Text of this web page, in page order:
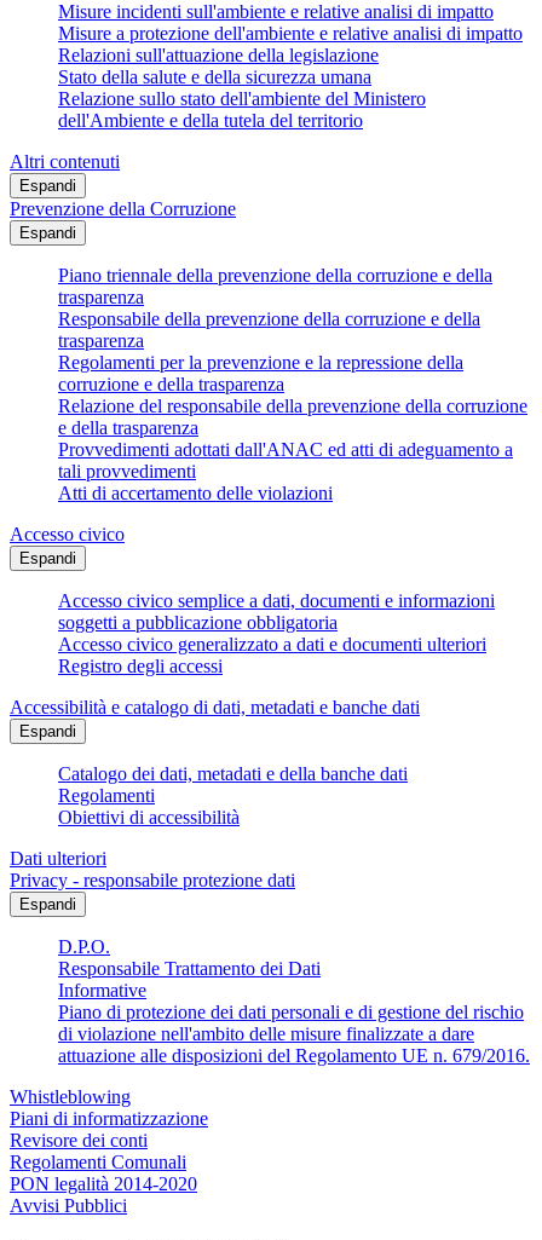
Misure incidenti sull'ambiente e relative analisi di impatto
Misure a protezione dell'ambiente e relative analisi di impatto
Relazioni sull'attuazione della legislazione
Stato della salute e della sicurezza umana
Relazione sullo stato dell'ambiente del Ministero
dell'Ambiente e della tutela del territorio
Altri contenuti
Espandi
Prevenzione della Corruzione
Espandi
Piano triennale della prevenzione della corruzione e della
trasparenza
Responsabile della prevenzione della corruzione e della
trasparenza
Regolamenti per la prevenzione e la repressione della
corruzione e della trasparenza
Relazione del responsabile della prevenzione della corruzione
e della trasparenza
Provvedimenti adottati dall'ANAC ed atti di adeguamento a
tali provvedimenti
Atti di accertamento delle violazioni
Accesso civico
Espandi
Accesso civico semplice a dati, documenti e informazioni
soggetti a pubblicazione obbligatoria
Accesso civico generalizzato a dati e documenti ulteriori
Registro degli accessi
Accessibilità e catalogo di dati, metadati e banche dati
Espandi
Catalogo dei dati, metadati e della banche dati
Regolamenti
Obiettivi di accessibilità
Dati ulteriori
Privacy - responsabile protezione dati
Espandi
D.P.O.
Responsabile Trattamento dei Dati
Informative
Piano di protezione dei dati personali e di gestione del rischio
di violazione nell'ambito delle misure finalizzate a dare
attuazione alle disposizioni del Regolamento UE n. 679/2016.
Whistleblowing
Piani di informatizzazione
Revisore dei conti
Regolamenti Comunali
PON legalità 2014-2020
Avvisi Pubblici